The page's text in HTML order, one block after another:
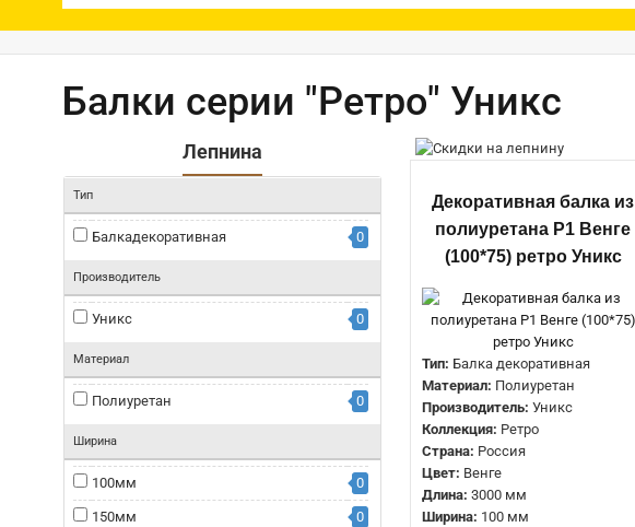
Балки серии "Ретро" Уникс
Лепнина
Тип
Балкадекоративная 0
Производитель
Уникс 0
Материал
Полиуретан 0
Ширина
100мм 0
150мм 0
Декоративная балка из
полиуретана Р1 Венге
(100*75) ретро Уникс
Тип: Балка декоративная
Материал: Полиуретан
Производитель: Уникс
Коллекция: Ретро
Страна: Россия
Цвет: Венге
Длина: 3000 мм
Ширина: 100 мм